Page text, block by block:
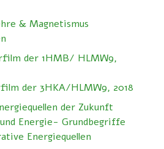
& Magnetismus
der 1HMB/ HLMW9,
der 3HKA/HLMW9, 2018
der Zukunft
Energie- Grundbegriffe
Energiequellen